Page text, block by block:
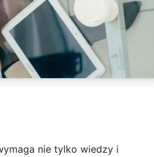
nie tylko wiedzy i